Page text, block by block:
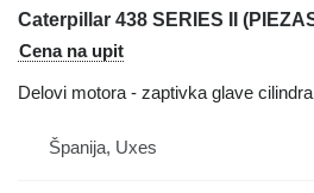
Cena na upit
Delovi motora - zaptivka glave cilindra
Španija, Uxes